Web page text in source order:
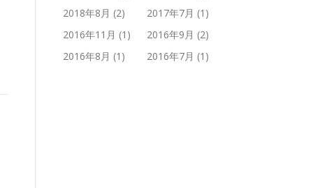
2018年8月 (2) 2017年7月 (1)
2016年11月 (1) 2016年9月 (2)
2016年8月 (1) 2016年7月 (1)